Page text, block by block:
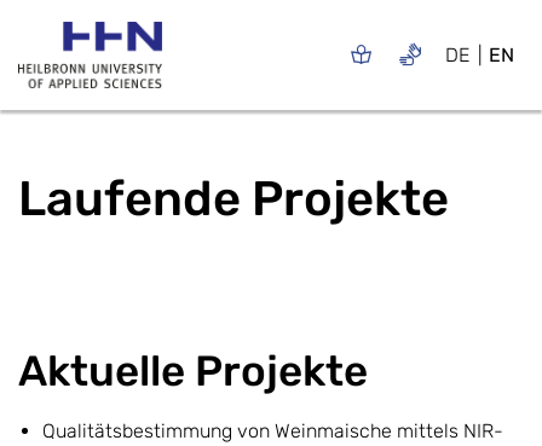
DE EN
Laufende Projekte
Aktuelle Projekte
Qualitätsbestimmung von Weinmaische mittels NIR-